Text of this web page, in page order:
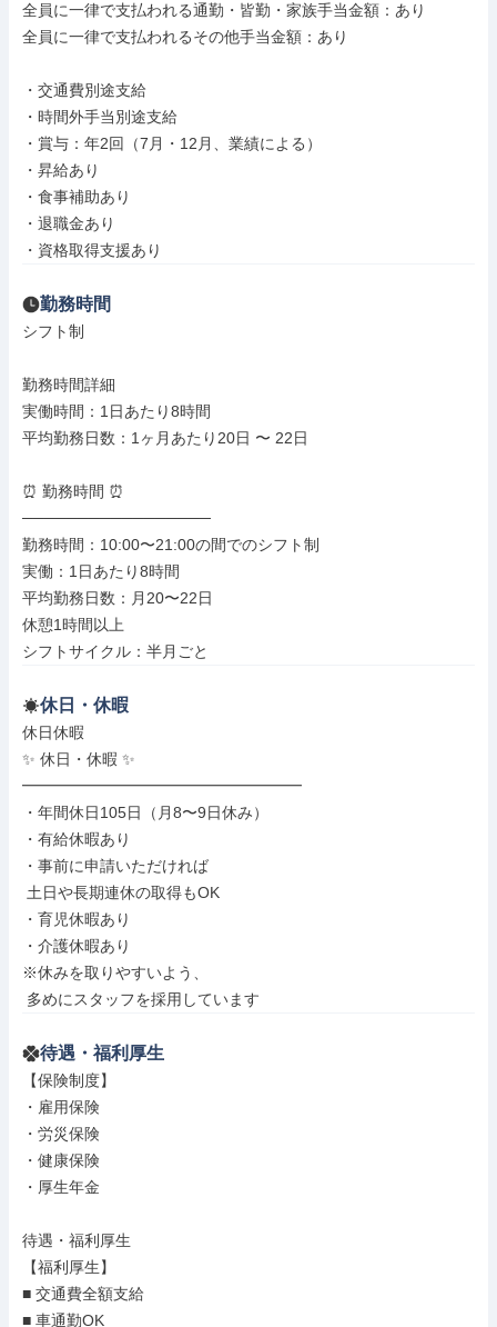
全員に一律で支払われる通勤・皆勤・家族手当金額：あり
全員に一律で支払われるその他手当金額：あり
・交通費別途支給
・時間外手当別途支給
・賞与：年2回（7月・12月、業績による）
・昇給あり
・食事補助あり
・退職金あり
・資格取得支援あり
勤務時間
シフト制
勤務時間詳細
実働時間：1日あたり8時間
平均勤務日数：1ヶ月あたり20日 〜 22日
⏰ 勤務時間 ⏰
─────────────────
勤務時間：10:00〜21:00の間でのシフト制
実働：1日あたり8時間
平均勤務日数：月20〜22日
休憩1時間以上
シフトサイクル：半月ごと
休日・休暇
休日休暇
✨ 休日・休暇 ✨
━━━━━━━━━━━━━━━━━━
・年間休日105日（月8〜9日休み）
・有給休暇あり
・事前に申請いただければ
・育児休暇あり
・介護休暇あり
※休みを取りやすいよう、
多めにスタッフを採用しています
待遇・福利厚生
【保険制度】
・雇用保険
・労災保険
・健康保険
・厚生年金
待遇・福利厚生
【福利厚生】
■ 交通費全額支給
■ 車通勤OK